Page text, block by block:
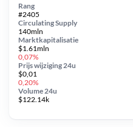
Circulating Supply
140mln
Prijs wijziging 24u
$0,01
0,20%
Marktkapitalisatie
$1.61mln
0,07%
Volume 24u
$122.14k
Rang
#2405